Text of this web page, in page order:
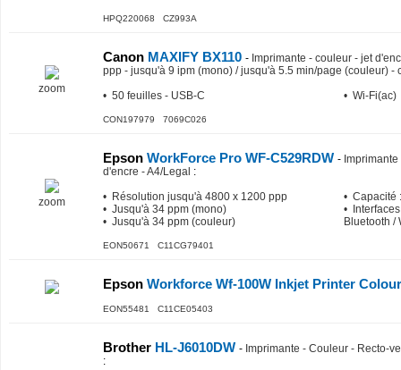
HPQ220068 CZ993A
zoom
Canon MAXIFY BX110 - Imprimante - couleur - jet
ppp - jusqu'à 9 ipm (mono) / jusqu'à 5.5 min/page (couleur) -
• 50 feuilles - USB-C
• Wi-Fi(ac)
CON197979 7069C026
zoom
Epson WorkForce Pro WF-C529RDW -
d'encre - A4/Legal :
• Résolution jusqu'à 4800 x 1200 ppp
• Jusqu'à 34 ppm (mono)
• Jusqu'à 34 ppm (couleur)
• Capacité
•
Bluetooth /
EON50671 C11CG79401
Epson Workforce Wf-100W Inkjet Printer Colour
EON55481 C11CE05403
Brother HL-J6010DW - Imprimante - Couleur - Recto-
: